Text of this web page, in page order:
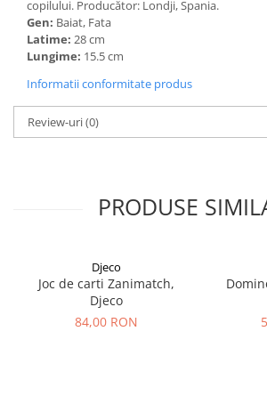
copilului. Producător: Londji, Spania.
Gen: Baiat, Fata
Latime: 28 cm
Lungime: 15.5 cm
Informatii conformitate produs
Review-uri(0)
PRODUSE
Djeco
Joc de carti Zanimatch,
Djeco
84,00 RON